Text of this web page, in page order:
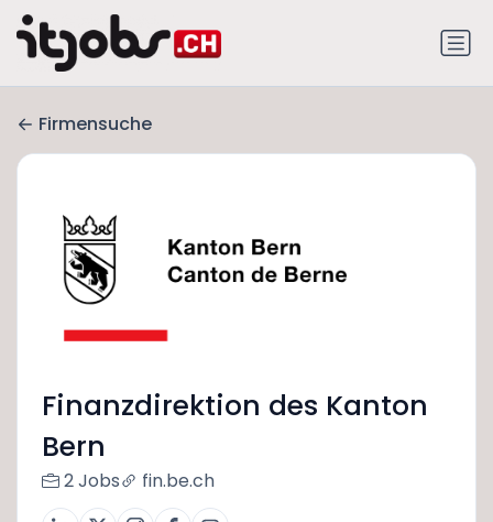
Firmensuche
Finanzdirektion des Kanton
Bern
2 Jobs fin.be.ch